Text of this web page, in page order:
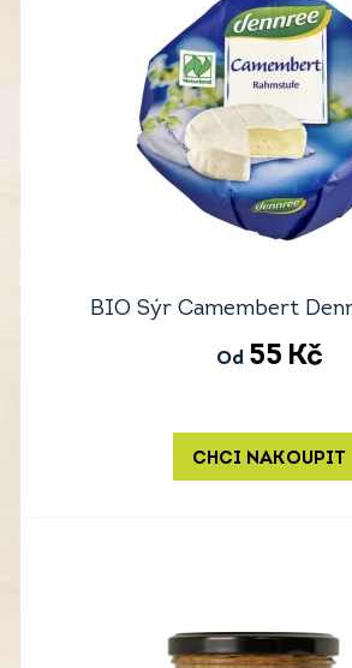
BIO Sýr Camembert
Od 55 Kč
CHCI NAKOUPIT